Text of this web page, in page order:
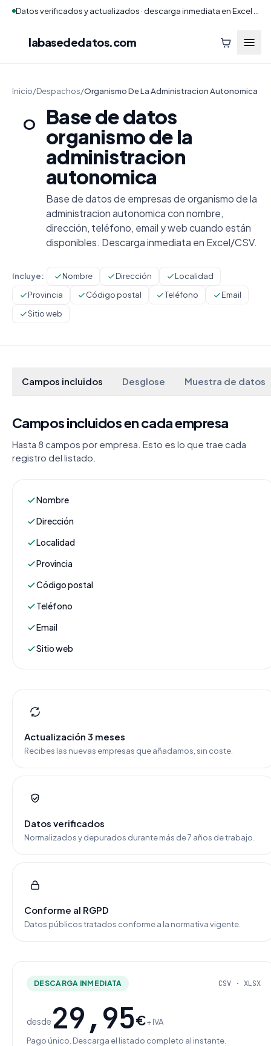
labasededatos.com
Inicio/Despachos/Organismo De La Administracion Autonomica
O
Base de datos
organismo de la
administracion
autonomica
Base de datos de empresas de organismo de la
administracion autonomica con nombre,
dirección, teléfono, email y web cuando están
disponibles. Descarga inmediata en Excel/CSV.
Incluye: Nombre Dirección
Localidad
Provincia
Código postal Teléfono
Email
Sitio web
Campos incluidos Desglose Muestra de datos
Campos incluidos en cada empresa
Hasta 8 campos por empresa. Esto es lo que trae cada
registro del listado.
Nombre
Dirección
Localidad
Provincia
Código postal
Teléfono
Email
Sitio web
Actualización 3 meses
Recibes las nuevas empresas que añadamos, sin coste.
Datos verificados
Normalizados y depurados durante más de 7 años de trabajo.
Conforme al RGPD
Datos públicos tratados conforme a la normativa vigente.
DESCARGA INMEDIATA CSV · XLSX
desde 29,95€+ IVA
Pago único. Descarga el listado completo al instante.